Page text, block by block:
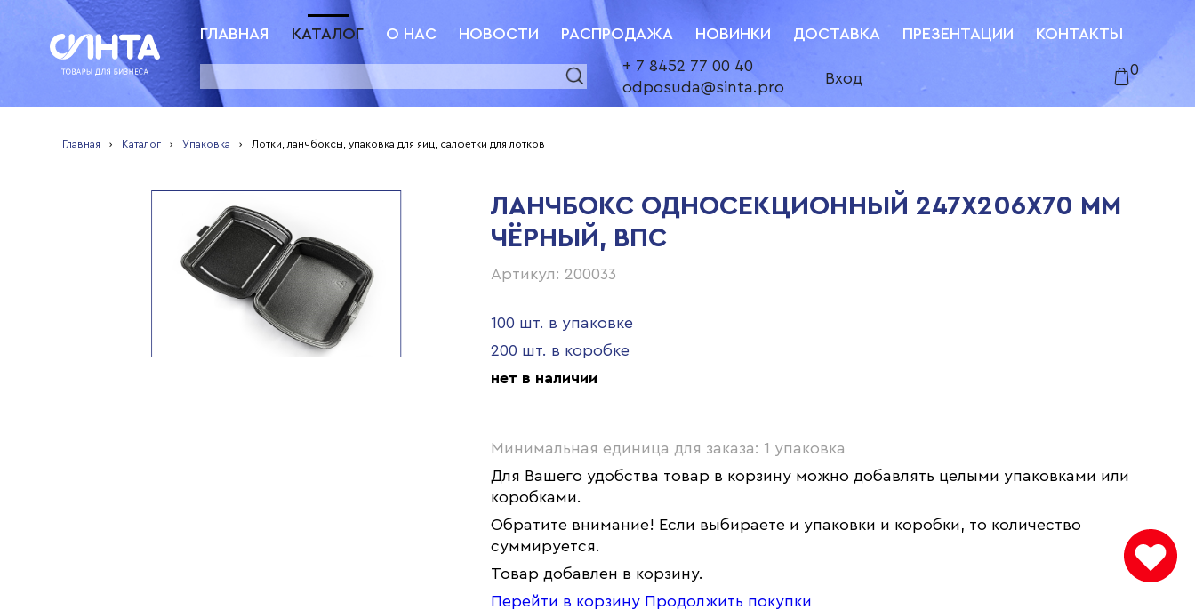
ГЛАВНАЯ КАТАЛОГ О НАС НОВОСТИ РАСПРОДАЖА НОВИНКИ ДОСТАВКА ПРЕЗЕНТАЦИИ
КОНТАКТЫ
+ 7 8452 77 00 40
odposuda@sinta.pro
Вход
0
Главная › Каталог › Упаковка › Лотки, ланчбоксы, упаковка для яиц, салфетки для лотков
ЛАНЧБОКС ОДНОСЕКЦИОННЫЙ 247Х206Х70 ММ
ЧЁРНЫЙ, ВПС
Артикул: 200033
100 шт. в упаковке
200 шт. в коробке
нет в наличии
Минимальная единица для заказа: 1 упаковка
Для Вашего удобства товар в корзину можно добавлять целыми упаковками или
коробками.
Обратите внимание! Если выбираете и упаковки и коробки, то количество
суммируется.
Товар добавлен в корзину.
Перейти в корзину Продолжить покупки